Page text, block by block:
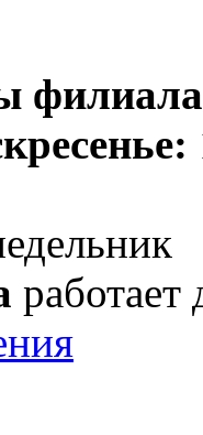
работает